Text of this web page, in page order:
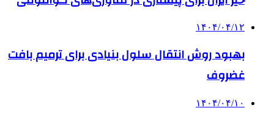
۱۴۰۴/۰۴/۱۲
بهبود روش انتقال سلول بنیادی برای ترمیم بافت
غضروف
۱۴۰۴/۰۴/۱۰